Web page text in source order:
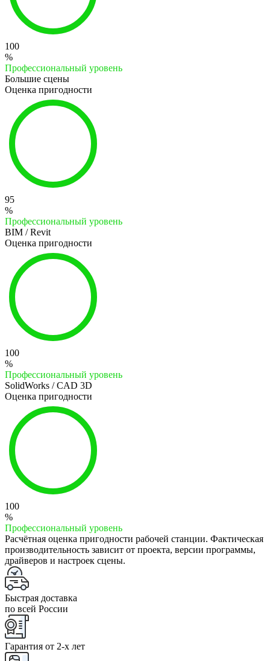
100
%
Профессиональный уровень
Большие сцены
Оценка пригодности
95
%
Профессиональный уровень
BIM / Revit
Оценка пригодности
100
%
Профессиональный уровень
SolidWorks / CAD 3D
Оценка пригодности
100
%
Профессиональный уровень
Расчётная оценка пригодности рабочей станции. Фактическая
производительность зависит от проекта, версии программы,
драйверов и настроек сцены.
Быстрая доставка
по всей России
Гарантия от 2-x лет